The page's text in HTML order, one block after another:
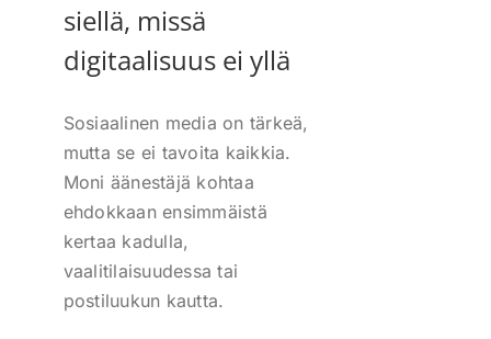
siellä, missä
digitaalisuus ei yllä
Sosiaalinen media on tärkeä,
mutta se ei tavoita kaikkia.
Moni äänestäjä kohtaa
ehdokkaan ensimmäistä
kertaa kadulla,
vaalitilaisuudessa tai
postiluukun kautta.